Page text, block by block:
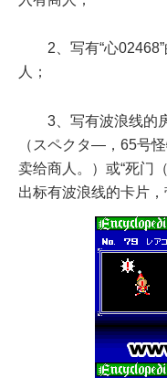
2、写有“心
人；
3、写有波浪线的
（スペクタ—，65号
卖给商人。）或“死门
出标有波浪线的卡片，